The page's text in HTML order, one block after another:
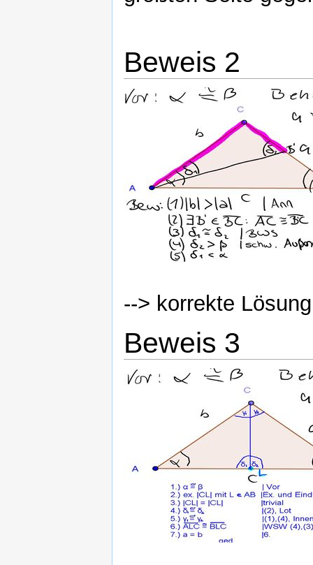
Beweis 2
--> korrekte
Beweis 3